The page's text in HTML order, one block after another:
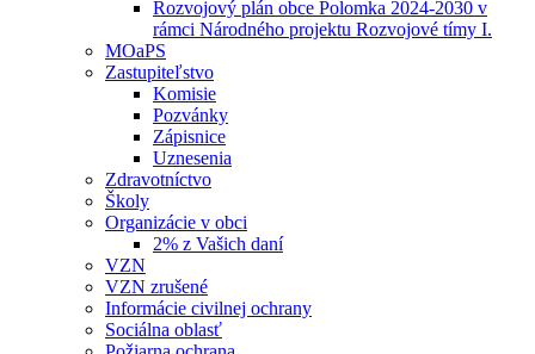
Rozvojový plán obce Polomka 2024-2030 v
rámci Národného projektu Rozvojové tímy I.
MOaPS
Zastupiteľstvo
Komisie
Pozvánky
Zápisnice
Uznesenia
Zdravotníctvo
Školy
Organizácie v obci
2% z Vašich daní
VZN
VZN zrušené
Informácie civilnej ochrany
Sociálna oblasť